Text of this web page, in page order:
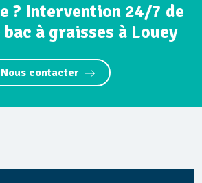
? Intervention 24/7 de
à graisses à Louey
Nous contacter